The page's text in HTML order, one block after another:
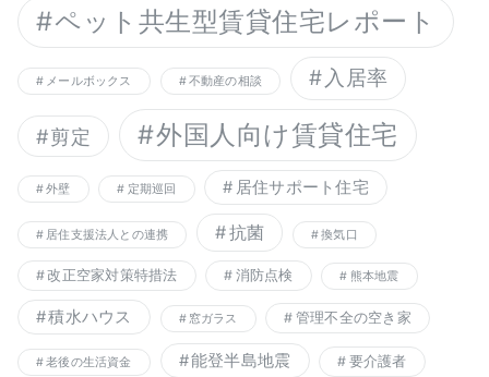
ペット共生型賃貸住宅レポート
メールボックス 不動産の相談 入居率
剪定 外国人向け賃貸住宅
外壁 定期巡回 居住サポート住宅
居住支援法人との連携 抗菌 換気口
改正空家対策特措法 消防点検 熊本地震
積水ハウス 窓ガラス 管理不全の空き家
老後の生活資金 能登半島地震 要介護者